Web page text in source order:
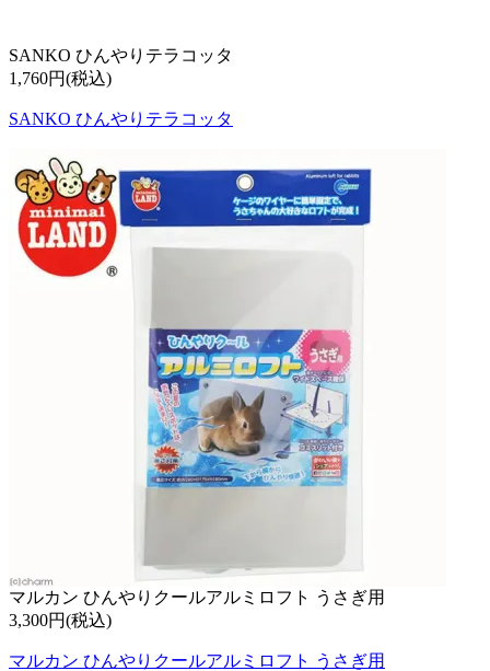
SANKO ひんやりテラコッタ
1,760円(税込)
SANKO ひんやりテラコッタ
マルカン ひんやりクールアルミロフト うさぎ用
3,300円(税込)
マルカン ひんやりクールアルミロフト うさぎ用